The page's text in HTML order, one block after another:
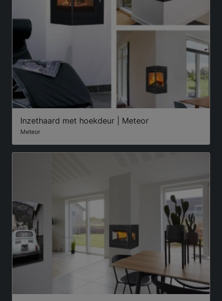
Inzethaard met hoekdeur | Meteor
Meteor